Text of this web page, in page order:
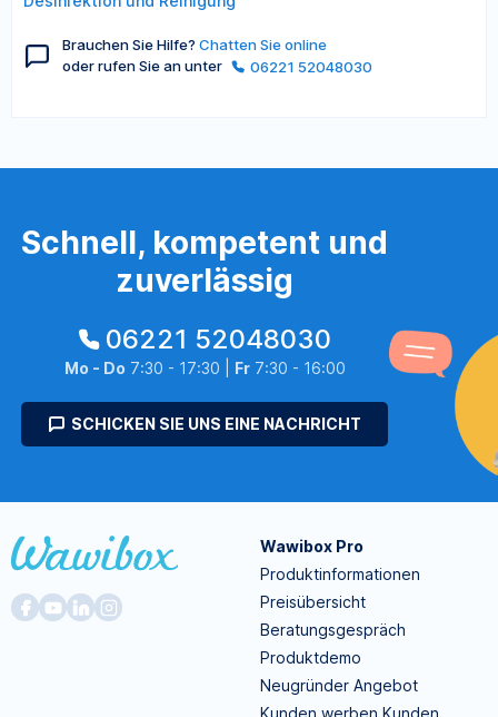
Brauchen Sie Hilfe? Chatten Sie online
oder rufen Sie an unter
06221 52048030
Schnell, kompetent und
zuverlässig
06221 52048030
Mo - Do 7:30 - 17:30 | Fr7:30 - 16:00
SCHICKEN SIE UNS EINE NACHRICHT
Wawibox Pro
Produktinformationen
Preisübersicht
Beratungsgespräch
Produktdemo
Neugründer Angebot
Kunden werben Kunden